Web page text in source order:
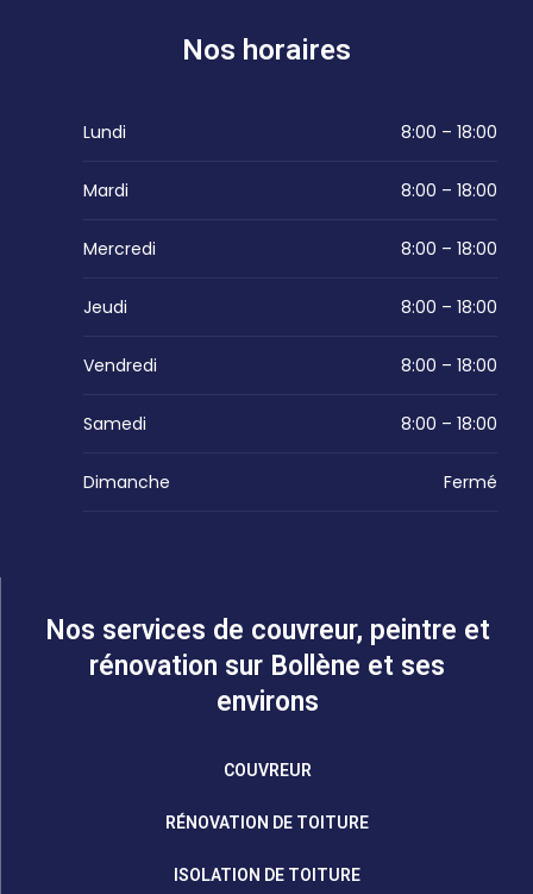
Nos horaires
Lundi 8:00 – 18:00
Mardi 8:00 – 18:00
Mercredi 8:00 – 18:00
Jeudi 8:00 – 18:00
Vendredi 8:00 – 18:00
Samedi 8:00 – 18:00
Dimanche Fermé
Nos services de couvreur, peintre et
rénovation sur Bollène et ses
environs
COUVREUR
RÉNOVATION DE TOITURE
ISOLATION DE TOITURE